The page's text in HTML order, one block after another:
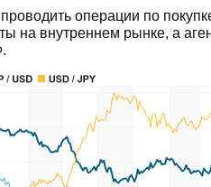
операции по
на внутреннем рынке, а